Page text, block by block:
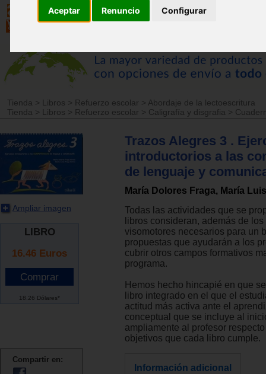
Aceptar Renuncio Configurar
Tienda > Libros > Refuerzo escolar > Abordaje de la lectoescritura
Tienda
> Libros > Refuerzo escolar > Caligrafía y disgrafia >
Ampliar imagen
LIBRO
16.46 Euros
18.26 Dólares*
Compartir en:
Trazos Alegres 3 .
introductorios a las
de lenguaje y
María Dolores Fraga, María
Todas las actividades que se
libros consideran, además de
visomotores necesarios para un
propuestas que ayudarán a los
cubrir otros campos formativos
programa.
Hemos hecho hincapié en que
libro integrado en el que el
actitud más activa ante el
conceptual que se incluye al
ampliamente al profesor
objetivos que cada libro cumple.
Información adicional